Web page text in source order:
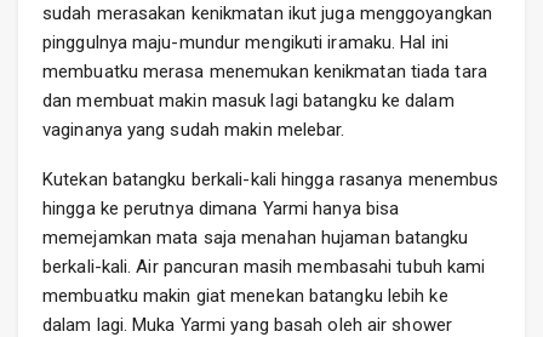
sudah merasakan kenikmatan ikut juga menggoyangkan
pinggulnya maju-mundur mengikuti iramaku. Hal ini
membuatku merasa menemukan kenikmatan tiada tara
dan membuat makin masuk lagi batangku ke dalam
vaginanya yang sudah makin melebar.
Kutekan batangku berkali-kali hingga rasanya menembus
hingga ke perutnya dimana Yarmi hanya bisa
memejamkan mata saja menahan hujaman batangku
berkali-kali. Air pancuran masih membasahi tubuh kami
membuatku makin giat menekan batangku lebih ke
dalam lagi. Muka Yarmi yang basah oleh air shower